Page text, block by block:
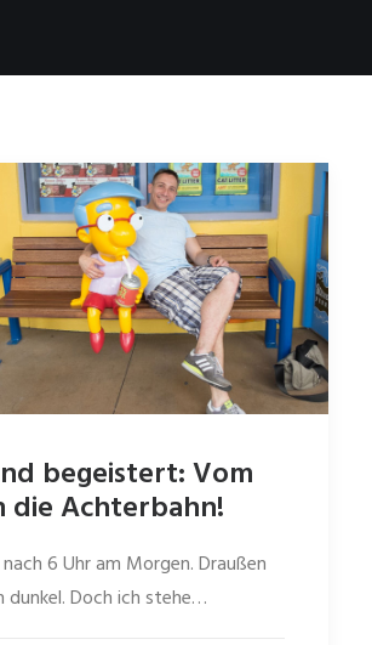
begeistert: Vom
die Achterbahn!
6 Uhr am Morgen. Draußen
dunkel. Doch ich stehe…